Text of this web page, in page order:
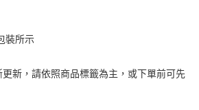
裝所示
更新，請依照商品標籤為主，或下單前可先